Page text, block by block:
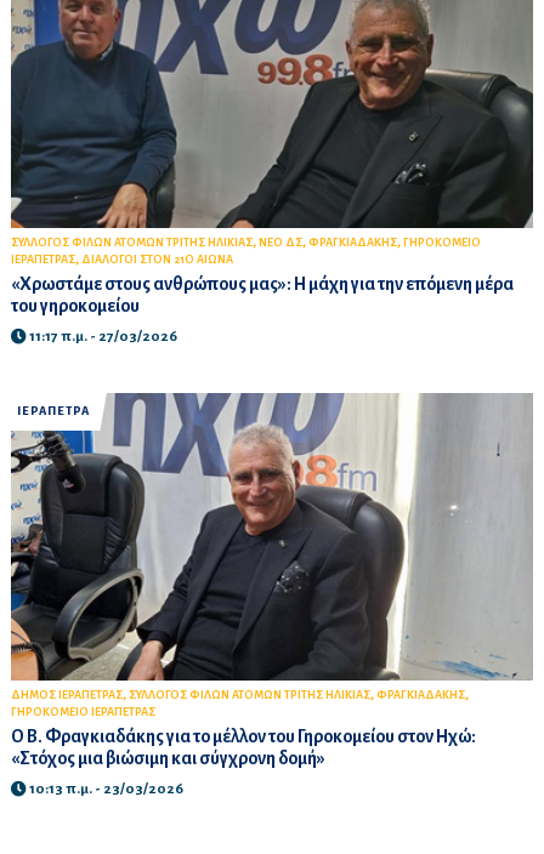
ΣΥΛΛΟΓΟΣ ΦΙΛΩΝ ΑΤΟΜΩΝ ΤΡΙΤΗΣ ΗΛΙΚΙΑΣ, ΝΕΟ ΔΣ, ΦΡΑΓΚΙΑΔΑΚΗΣ, ΓΗΡΟΚΟΜΕΙΟ
ΙΕΡΑΠΕΤΡΑΣ, ΔΙΑΛΟΓΟΙ ΣΤΟΝ 21Ο ΑΙΩΝΑ
«Χρωστάμε στους ανθρώπους μας»: Η μάχη για την επόμενη μέρα
του γηροκομείου
11:17 π.μ. - 27/03/2026
ΙΕΡΑΠΕΤΡΑ
ΔΗΜΟΣ ΙΕΡΑΠΕΤΡΑΣ, ΣΥΛΛΟΓΟΣ ΦΙΛΩΝ ΑΤΟΜΩΝ ΤΡΙΤΗΣ ΗΛΙΚΙΑΣ, ΦΡΑΓΚΙΑΔΑΚΗΣ,
ΓΗΡΟΚΟΜΕΙΟ ΙΕΡΑΠΕΤΡΑΣ
Ο Β. Φραγκιαδάκης για το μέλλον του Γηροκομείου στον Ηχώ:
«Στόχος μια βιώσιμη και σύγχρονη δομή»
10:13 π.μ. - 23/03/2026